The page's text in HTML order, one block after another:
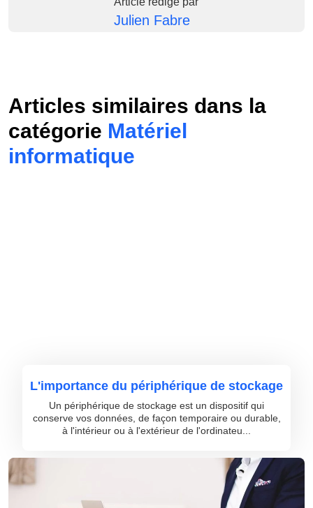
Julien Fabre
Articles similaires dans la
catégorie Matériel
informatique
L'importance du périphérique de stockage
Un périphérique de stockage est un dispositif qui
conserve vos données, de façon temporaire ou durable,
à l'intérieur ou à l'extérieur de l'ordinateu...